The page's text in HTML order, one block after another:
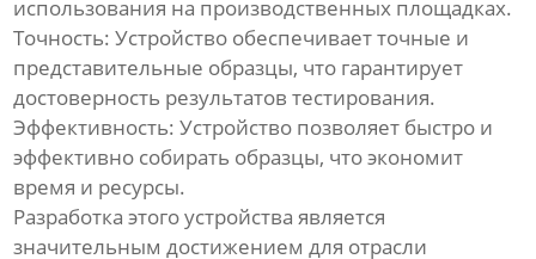
использования на производственных площадках.
Точность: Устройство обеспечивает точные и
представительные образцы, что гарантирует
достоверность результатов тестирования.
Эффективность: Устройство позволяет быстро и
эффективно собирать образцы, что экономит
время и ресурсы.
Разработка этого устройства является
значительным достижением для отрасли